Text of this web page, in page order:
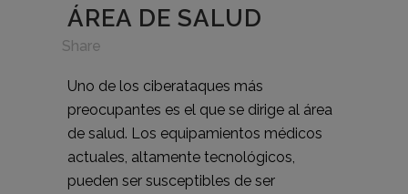
ÁREA DE SALUD
Share
Uno de los ciberataques más
preocupantes es el que se dirige al área
de salud. Los equipamientos médicos
actuales, altamente tecnológicos,
pueden ser susceptibles de ser